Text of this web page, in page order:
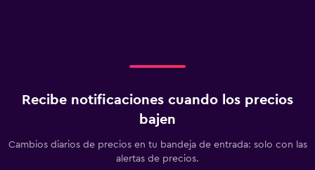
Recibe notificaciones cuando los precios
bajen
Cambios diarios de precios en tu bandeja de entrada: solo con las
alertas de precios.